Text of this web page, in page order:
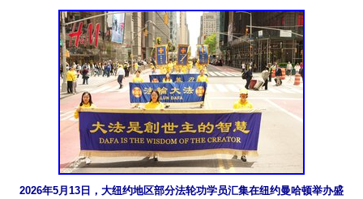
2026年5月13日，大纽约地区部分法轮功学员汇集在纽约曼哈顿举办盛